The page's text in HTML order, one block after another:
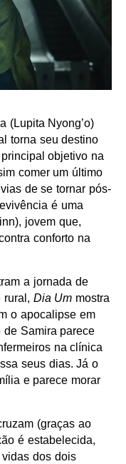
(Lupita Nyong’o)
torna seu destino
objetivo na
comer um último
de se tornar pós-
é uma
jovem que,
conforto na
a jornada de
rural, Dia Um mostra
o apocalipse em
de Samira parece
na clínica
seus dias. Já o
e parece morar
(graças ao
é estabelecida,
dos dois